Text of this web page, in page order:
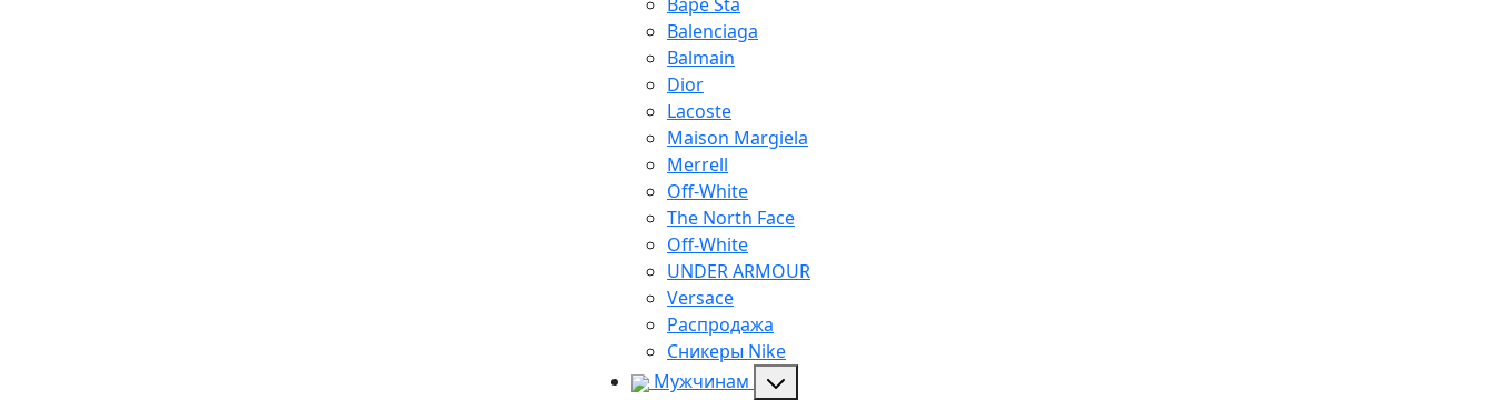
Bape Sta
Balenciaga
Balmain
Dior
Lacoste
Maison Margiela
Merrell
Off-White
The North Face
Off-White
UNDER ARMOUR
Versace
Распродажа
Сникеры Nike
Мужчинам